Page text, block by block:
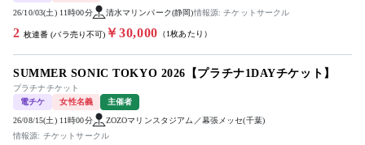
26/10/03(土) 11時00分 清水マリンパーク(静岡)情報源: チケットサークル
2 枚連番 (バラ売り不可) ￥30,000 （1枚あたり）
SUMMER SONIC TOKYO 2026【プラチナ1DAYチケット】
プラチナチケット
電チケ
女性名義 主催者
26/08/15(土) 11時00分
ZOZOマリンスタジアム／幕張メッセ(千葉)
情報源: チケットサークル